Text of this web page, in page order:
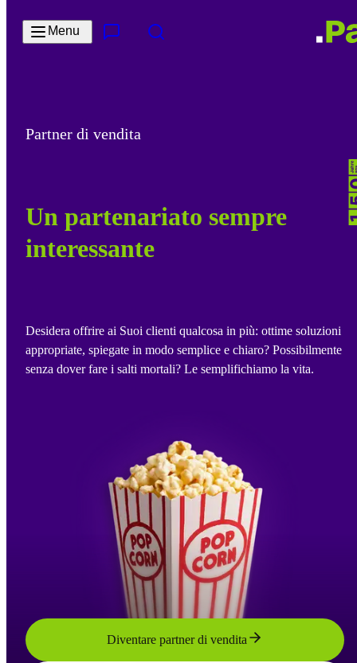
Menu
Partner di vendita
Un partenariato sempre
interessante
Desidera offrire ai Suoi clienti qualcosa in più: ottime soluzioni
appropriate, spiegate in modo semplice e chiaro? Possibilmente
senza dover fare i salti mortali? Le semplifichiamo la vita.
Diventare partner di vendita